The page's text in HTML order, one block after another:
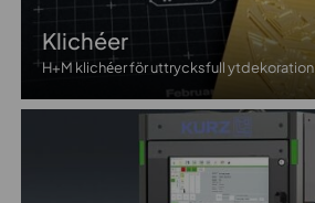
Klichéer
H+M klichéer för uttrycksfull ytdekoration